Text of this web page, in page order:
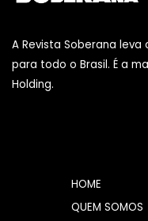
A Revista Soberana
para todo o Brasil. É a
Holding.
HOME
QUEM SOMOS